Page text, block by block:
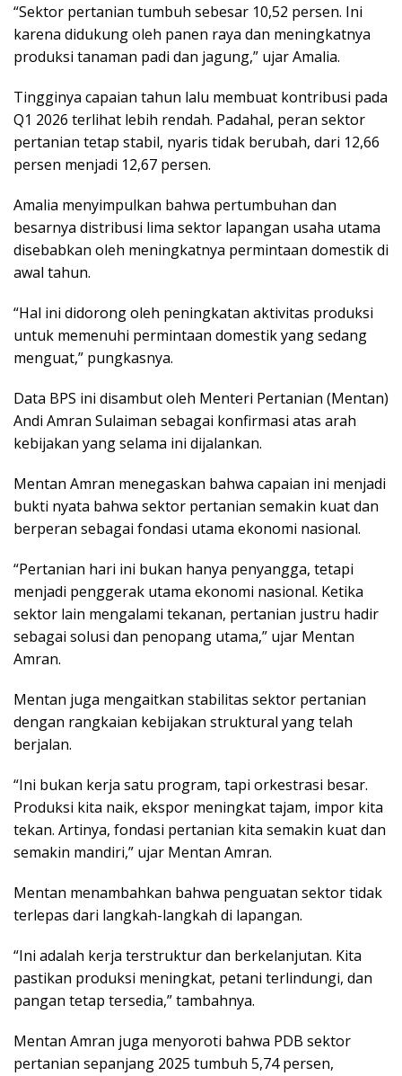
“Sektor pertanian tumbuh sebesar 10,52 persen. Ini
karena didukung oleh panen raya dan meningkatnya
produksi tanaman padi dan jagung,” ujar Amalia.
Tingginya capaian tahun lalu membuat kontribusi pada
Q1 2026 terlihat lebih rendah. Padahal, peran sektor
pertanian tetap stabil, nyaris tidak berubah, dari 12,66
persen menjadi 12,67 persen.
Amalia menyimpulkan bahwa pertumbuhan dan
besarnya distribusi lima sektor lapangan usaha utama
disebabkan oleh meningkatnya permintaan domestik di
awal tahun.
“Hal ini didorong oleh peningkatan aktivitas produksi
untuk memenuhi permintaan domestik yang sedang
menguat,” pungkasnya.
Data BPS ini disambut oleh Menteri Pertanian (Mentan)
Andi Amran Sulaiman sebagai konfirmasi atas arah
kebijakan yang selama ini dijalankan.
Mentan Amran menegaskan bahwa capaian ini menjadi
bukti nyata bahwa sektor pertanian semakin kuat dan
berperan sebagai fondasi utama ekonomi nasional.
“Pertanian hari ini bukan hanya penyangga, tetapi
menjadi penggerak utama ekonomi nasional. Ketika
sektor lain mengalami tekanan, pertanian justru hadir
sebagai solusi dan penopang utama,” ujar Mentan
Amran.
Mentan juga mengaitkan stabilitas sektor pertanian
dengan rangkaian kebijakan struktural yang telah
berjalan.
“Ini bukan kerja satu program, tapi orkestrasi besar.
Produksi kita naik, ekspor meningkat tajam, impor kita
tekan. Artinya, fondasi pertanian kita semakin kuat dan
semakin mandiri,” ujar Mentan Amran.
Mentan menambahkan bahwa penguatan sektor tidak
terlepas dari langkah-langkah di lapangan.
“Ini adalah kerja terstruktur dan berkelanjutan. Kita
pastikan produksi meningkat, petani terlindungi, dan
pangan tetap tersedia,” tambahnya.
Mentan Amran juga menyoroti bahwa PDB sektor
pertanian sepanjang 2025 tumbuh 5,74 persen,